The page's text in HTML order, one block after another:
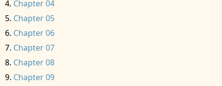
Chapter 04
Chapter 05
Chapter 06
Chapter 07
Chapter 08
Chapter 09